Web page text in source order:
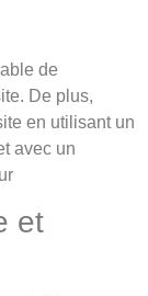
de
De plus,
en utilisant un
avec un
et